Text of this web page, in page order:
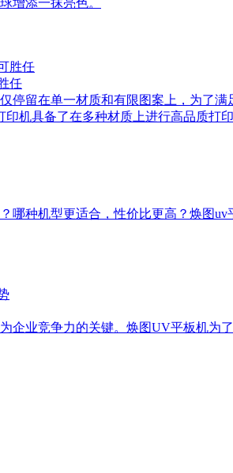
增添一抹亮色。
任
停留在单一材质和有限图案上，为了
机具备了在多种材质上进行高品质打
哪种机型更适合，性价比更高？焕图
企业竞争力的关键。焕图UV平板机为